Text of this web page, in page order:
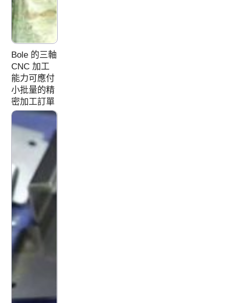
Bole 的三軸
CNC 加工
能力可應付
小批量的精
密加工訂單